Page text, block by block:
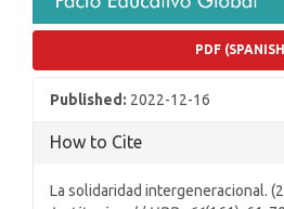
PDF
Published: 2022-12-16
How to Cite
La solidaridad intergeneracional.